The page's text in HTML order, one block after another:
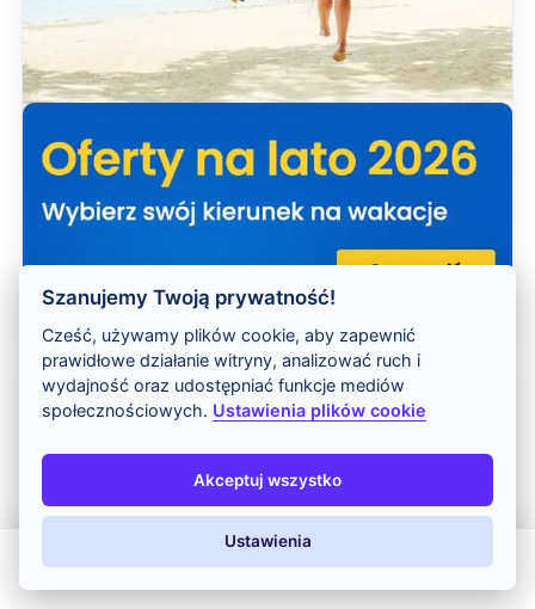
Najnowsze wpisy
kolejka, ceny i zwiedzanie
Cieśnina Bosfor w Stambule – rejs,
atrakcje i najważniejsze informacje
Zielony Kanion w Turcji – rejs, ceny i
Szanujemy Twoją prywatność!
Cześć, używamy plików cookie, aby zapewnić
prawidłowe działanie witryny, analizować ruch i
wydajność oraz udostępniać funkcje mediów
społecznościowych. Ustawienia plików cookie
Akceptuj wszystko
Ustawienia